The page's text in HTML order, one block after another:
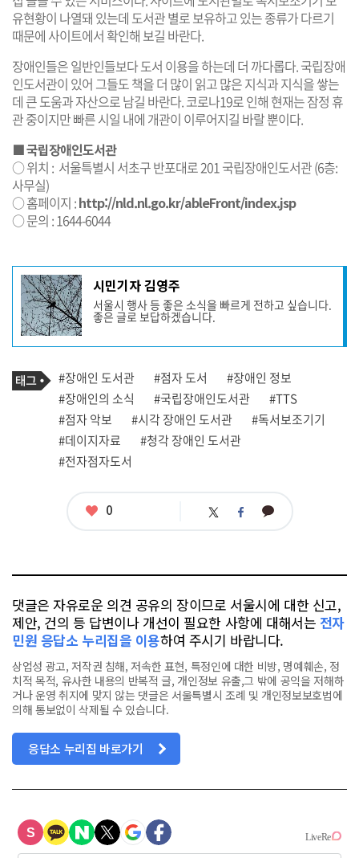
유현황이 나열돼 있는데 도서관 별로 보유하고 있는 종류가 다르기
때문에 사이트에서 확인해 보길 바란다.
장애인들은 일반인들보다 도서 이용을 하는데 더 까다롭다. 국립장애
인도서관이 있어 그들도 책을 더 많이 읽고 많은 지식과 지식을 쌓는
데 큰 도움과 자산으로 남길 바란다. 코로나19로 인해 현재는 잠정 휴
관 중이지만 빠른 시일 내에 개관이 이루어지길 바랄 뿐이다.
■ 국립장애인도서관
○ 위치 : 서울특별시 서초구 반포대로 201 국립장애인도서관 (6층:
사무실)
○ 홈페이지 :http://nld.nl.go.kr/ableFront/index.jsp
○ 문의 : 1644-6044
기
사
작
성
자
프
필
시민기자 김영주
서울시 행사 등 좋은 소식을 빠르게 전하고 싶습니다.
좋은 글로 보답하겠습니다.
기
사
관
련
태
그
태
그
#장애인 도서관 #점자 도서
#장애인 정보
#장애인의 소식
#국립장애인도서관
#TTS
#점자 악보
#시각 장애인 도서관
#독서보조기기
#데이지자료
#청각 장애인 도서관
#전자점자도서
좋
0 트 페 카
댓글은 자유로운 의견 공유의 장이므로 서울시에 대한 신고,
제안, 건의 등 답변이나 개선이 필요한 사항에 대해서는 전자
민원 응답소 누리집을 이용하여 주시기 바랍니다.
상업성 광고, 저작권 침해, 저속한 표현, 특정인에 대한 비방, 명예훼손, 정
치적 목적, 유사한 내용의 반복적 글, 개인정보 유출,그 밖에 공익을 저해하
거나 운영 취지에 맞지 않는 댓글은 서울특별시 조례 및 개인정보보호법에
의해 통보없이 삭제될 수 있습니다.
응답소 누리집 바로가기